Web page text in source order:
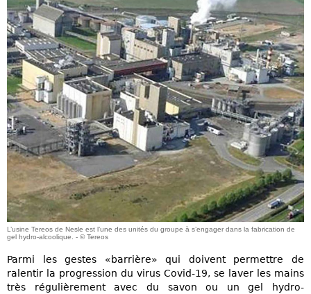
L’usine Tereos de Nesle est l’une des unités du groupe à s’engager dans la fabrication de
gel hydro-alcoolique. - © Tereos
Parmi les gestes «barrière» qui doivent permettre de
ralentir la progression du virus Covid-19, se laver les mains
très régulièrement avec du savon ou un gel hydro-